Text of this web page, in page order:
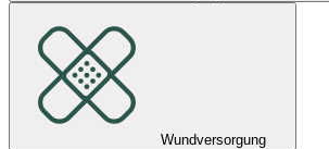
Wundversorgung